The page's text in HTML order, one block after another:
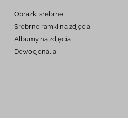
Obrazki srebrne
Srebrne ramki na zdjęcia
Albumy na zdjęcia
Dewocjonalia